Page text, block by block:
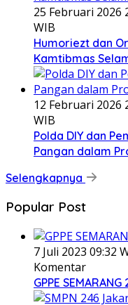
25 Februari 2026
WIB
Humoriezt dan
Kamtibmas
12 Februari 2026
WIB
Polda DIY dan
Pangan dalam
Selengkapnya
Popular Post
7 Juli 2023 09:32
Komentar
GPPE SEMARANG